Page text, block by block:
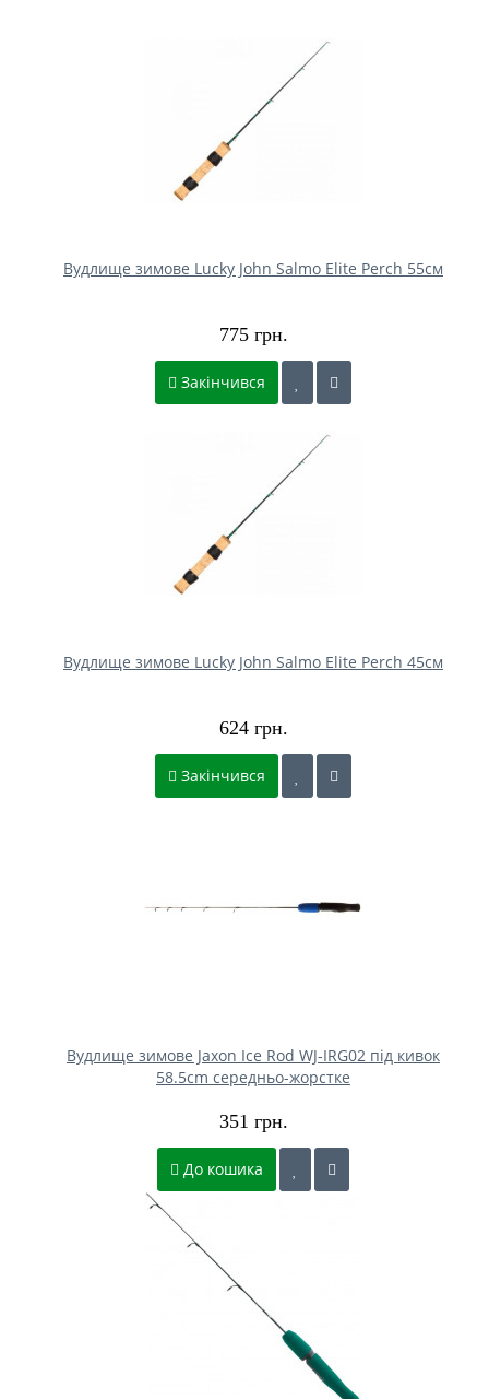
Вудлище зимове Lucky John Salmo Elite Perch 55см
775 грн.
Закінчився
Вудлище зимове Lucky John Salmo Elite Perch 45см
624 грн.
Закінчився
Вудлище зимове Jaxon Ice Rod WJ-IRG02 під кивок
58.5cm середньо-жорстке
351 грн.
До кошика